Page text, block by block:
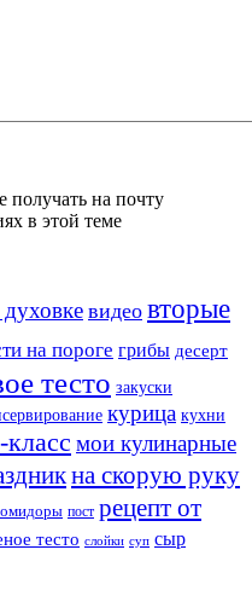
получать на почту
в этой теме
духовке видео вторые
на пороге грибы десерт
тесто закуски
курица кухни
мои кулинарные
на скорую руку
пост рецепт от
тесто слойки суп сыр